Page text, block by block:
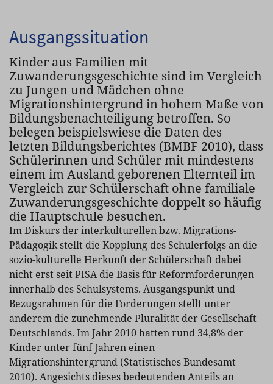
Ausgangssituation
Kinder aus Familien mit
Zuwanderungsgeschichte sind im Vergleich
zu Jungen und Mädchen ohne
Migrationshintergrund in hohem Maße von
Bildungsbenachteiligung betroffen. So
belegen beispielswiese die Daten des
letzten Bildungsberichtes (BMBF 2010), dass
Schülerinnen und Schüler mit mindestens
einem im Ausland geborenen Elternteil im
Vergleich zur Schülerschaft ohne familiale
Zuwanderungsgeschichte doppelt so häufig
die Hauptschule besuchen.
Im Diskurs der interkulturellen bzw. Migrations-
Pädagogik stellt die Kopplung des Schulerfolgs an die
sozio-kulturelle Herkunft der Schülerschaft dabei
nicht erst seit PISA die Basis für Reformforderungen
innerhalb des Schulsystems. Ausgangspunkt und
Bezugsrahmen für die Forderungen stellt unter
anderem die zunehmende Pluralität der Gesellschaft
Deutschlands. Im Jahr 2010 hatten rund 34,8% der
Kinder unter fünf Jahren einen
Migrationshintergrund (Statistisches Bundesamt
2010). Angesichts dieses bedeutenden Anteils an